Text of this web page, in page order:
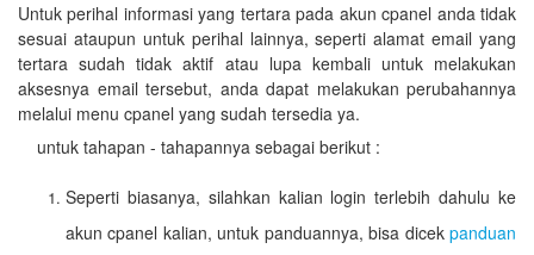
Untuk perihal informasi yang tertara pada akun cpanel anda tidak
sesuai ataupun untuk perihal lainnya, seperti alamat email yang
tertara sudah tidak aktif atau lupa kembali untuk melakukan
aksesnya email tersebut, anda dapat melakukan perubahannya
melalui menu cpanel yang sudah tersedia ya.
untuk tahapan - tahapannya sebagai berikut :
Seperti biasanya, silahkan kalian login terlebih dahulu ke
akun cpanel kalian, untuk panduannya, bisa dicek panduan